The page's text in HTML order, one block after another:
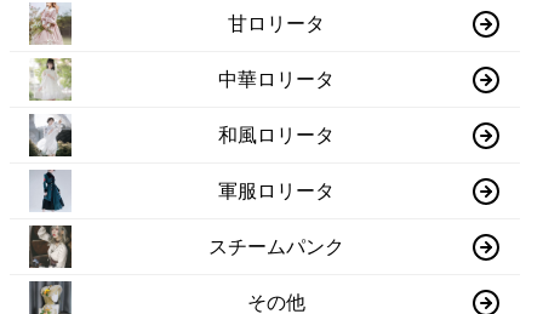
甘ロリータ
中華ロリータ
和風ロリータ
軍服ロリータ
スチームパンク
その他